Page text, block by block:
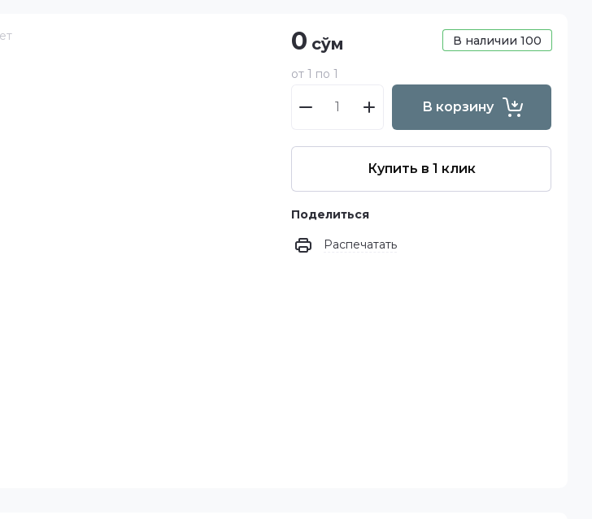
В наличии 100
0 сўм
от 1 по 1
В корзину
Купить в 1 клик
Поделиться
Распечатать